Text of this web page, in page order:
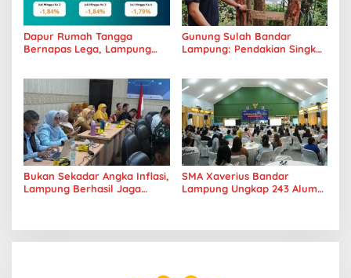
Dapur Rumah Tangga
Bernapas Lega, Lampung
Gunung Sulah Bandar
Lampung: Pendakian Singkat
Bukan Sekadar Angka Inflasi,
Lampung Berhasil Jaga
SMA Xaverius Bandar
Lampung Ungkap 243 Alumni